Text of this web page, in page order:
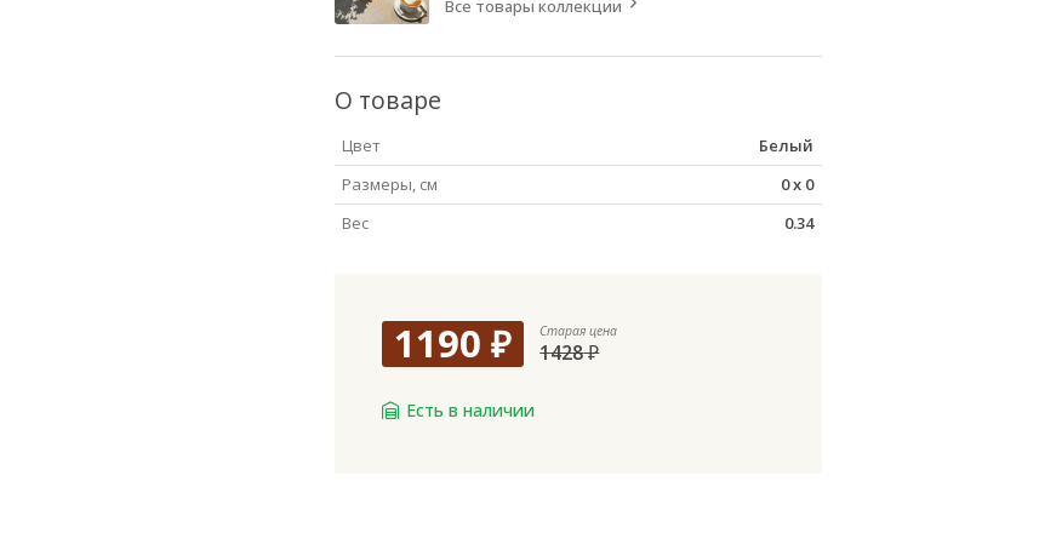
Все товары коллекции
О товаре
Цвет
Белый
Размеры, см
0x 0
Вес
0.34
1190 ₽ Старая цена
1428₽
Есть в наличии